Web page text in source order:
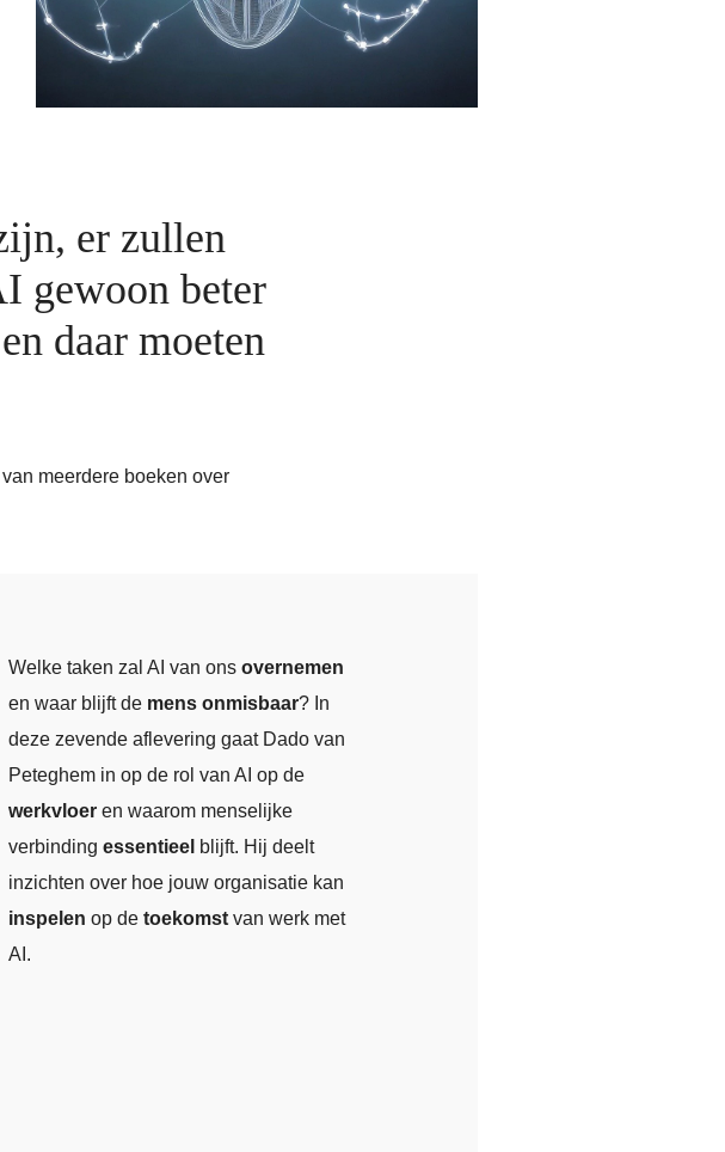
er zullen
gewoon beter
daar moeten
meerdere boeken over
Welke taken zal AI van ons overnemen
en waar blijft de mens onmisbaar? In
deze zevende aflevering gaat Dado van
Peteghem in op de rol van AI op de
werkvloer en waarom menselijke
verbinding essentieel blijft. Hij deelt
inzichten over hoe jouw organisatie kan
inspelen op de toekomst van werk met
AI.